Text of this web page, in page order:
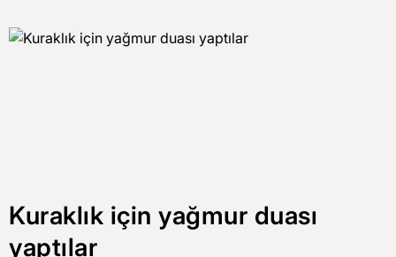
Kuraklık için yağmur duası
yaptılar